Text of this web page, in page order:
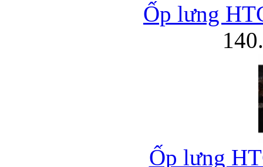
Ốp lưng
Ốp lưng